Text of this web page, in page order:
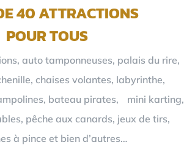
40 ATTRACTIONS
POUR TOUS
auto tamponneuses, palais du rire,
chaises volantes, labyrinthe,
bateau pirates, mini karting,
pêche aux canards, jeux de tirs,
à pince et bien d’autres…